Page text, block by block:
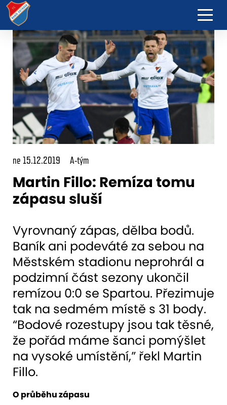
ne 15.12.2019 A-tým
Martin Fillo: Remíza tomu
zápasu sluší
Vyrovnaný zápas, dělba bodů.
Baník ani podeváté za sebou na
Městském stadionu neprohrál a
podzimní část sezony ukončil
remízou 0:0 se Spartou. Přezimuje
tak na sedmém místě s 31 body.
“Bodové rozestupy jsou tak těsné,
že pořád máme šanci pomýšlet
na vysoké umístění,” řekl Martin
Fillo.
O průběhu zápasu